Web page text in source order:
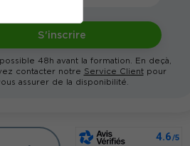
S'inscrire
48h avant la formation. En deçà,
contacter notre Service Clientpour
assurer de la disponibilité.